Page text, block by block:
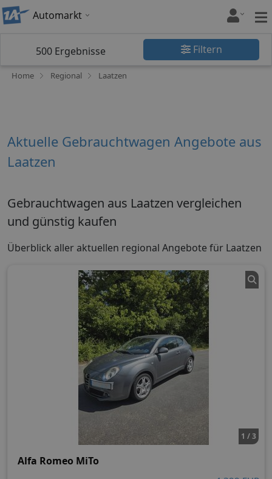
Automarkt
500 Ergebnisse Filtern
Home Regional Laatzen
Aktuelle Gebrauchtwagen Angebote aus
Laatzen
Gebrauchtwagen aus Laatzen vergleichen
und günstig kaufen
Überblick aller aktuellen regional Angebote für Laatzen
1 / 3
Alfa Romeo MiTo